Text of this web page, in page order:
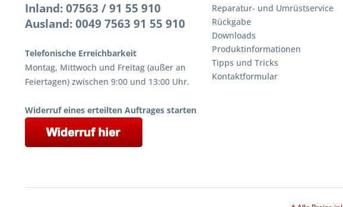
Inland: 07563 / 91 55 910
Ausland: 0049 7563 91 55 910
Telefonische Erreichbarkeit
Montag, Mittwoch und Freitag (außer an
Feiertagen) zwischen 9:00 und 13:00 Uhr.
Widerruf eines erteilten Auftrages starten
Reparatur- und Umrüstservice
Rückgabe
Downloads
Produktinformationen
Tipps und Tricks
Kontaktformular